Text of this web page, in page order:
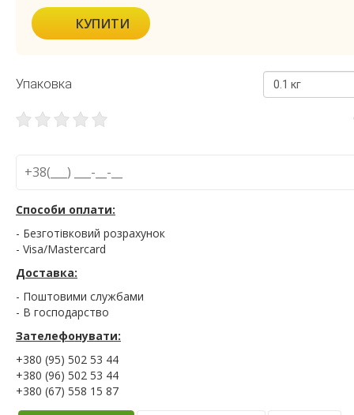
КУПИТИ
Упаковка 0.1 кг
Способи оплати:
- Безготівковий розрахунок
- Visa/Mastercard
Доставка:
- Поштовими службами
- В господарство
Зателефонувати:
+380 (95) 502 53 44
+380 (96) 502 53 44
+380 (67) 558 15 87